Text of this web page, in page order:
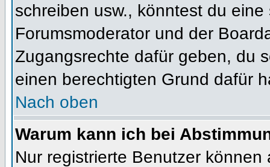
schreiben usw., könntest du
Forumsmoderator und der
Zugangsrechte dafür geben, du
einen berechtigten Grund dafür
Nach oben
Warum kann ich bei
Nur registrierte Benutzer